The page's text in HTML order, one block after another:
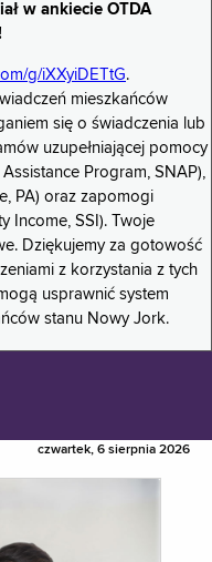
w ankiecie OTDA
g/iXXyiDETtG.
mieszkańców
się o świadczenia lub
uzupełniającej pomocy
Program, SNAP),
PA) oraz zapomogi
Income, SSI). Twoje
Dziękujemy za gotowość
z korzystania z tych
usprawnić system
stanu Nowy Jork.
czwartek, 6 sierpnia 2026